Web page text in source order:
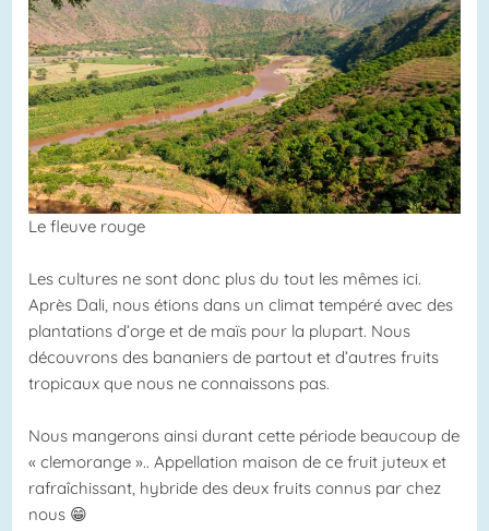
Le fleuve rouge
Les cultures ne sont donc plus du tout les mêmes ici.
Après Dali, nous étions dans un climat tempéré avec des
plantations d’orge et de maïs pour la plupart. Nous
découvrons des bananiers de partout et d’autres fruits
tropicaux que nous ne connaissons pas.
Nous mangerons ainsi durant cette période beaucoup de
« clemorange ».. Appellation maison de ce fruit juteux et
rafraîchissant, hybride des deux fruits connus par chez
nous 😁